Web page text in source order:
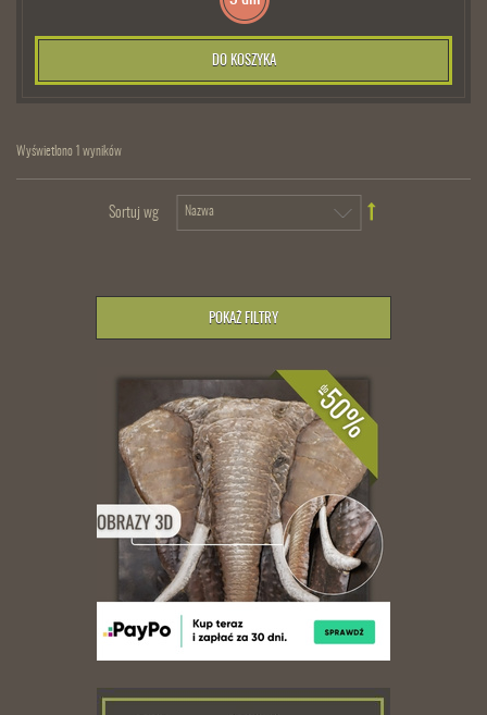
DO KOSZYKA
Wyświetlono 1 wyników
Sortuj wg
POKAŻ FILTRY